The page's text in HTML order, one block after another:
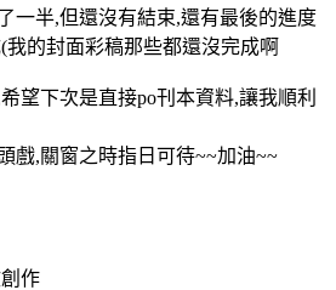
一半,但還沒有結束,還有最後的進度
的封面彩稿那些都還沒完成啊
望下次是直接po刊本資料,讓我順利
戲,關窗之時指日可待~~加油~~
作